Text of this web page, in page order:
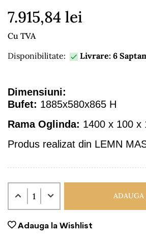
7.915,84 lei
Cu TVA
Disponibilitate:
 Livrare: 6
Dimensiuni:
Bufet: 1885x580x865 H
Rama Oglinda: 1400 x 100 x
Produs realizat din LEMN
ADAUGA
Adauga la Wishlist